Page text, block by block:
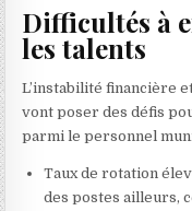
Difficultés à
les talents
L’instabilité financière
vont poser des défis
parmi le personnel
Taux de rotation
des postes ailleurs,